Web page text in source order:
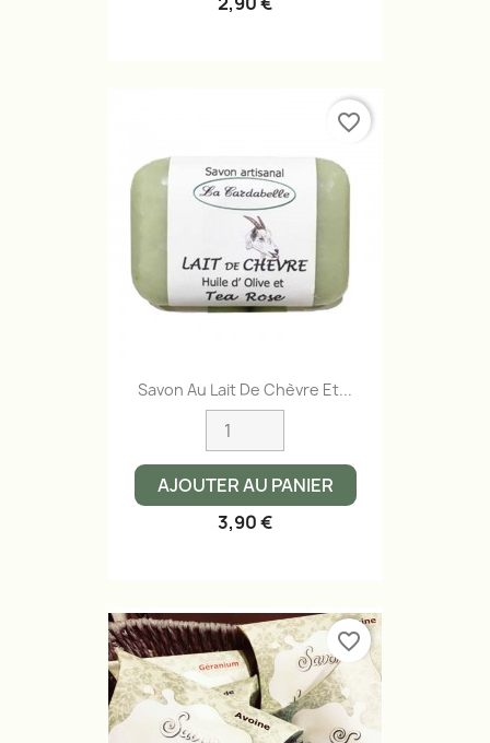
Savon Au Lait De Chèvre Et...
AJOUTER AU PANIER
3,90 €
favorite_border
favorite_border